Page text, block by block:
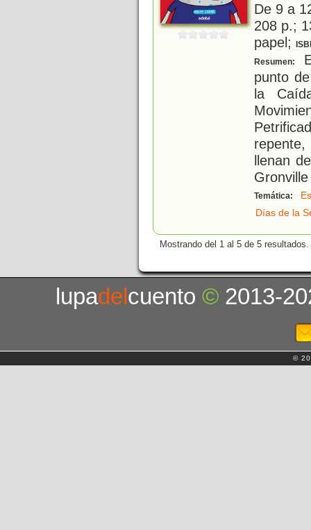
De 9 a
208 p.;
papel;
Resumen:
punto
la
llenan
Temática:
Días de la
Mostrando del 1 al 5 de 5 resultados.
lupadelcuento© 2013-
©